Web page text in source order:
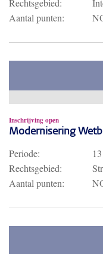
Rechtsgebied:
Aantal punten:
Inschrijving open
Modernisering
Periode:
Rechtsgebied:
Aantal punten: